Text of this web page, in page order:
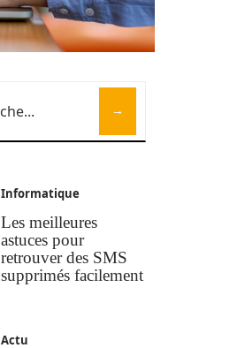
Informatique
Les meilleures
astuces pour
retrouver des SMS
supprimés facilement
Actu